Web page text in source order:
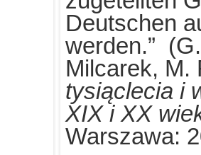
Deutschen
werden.”
Milcarek,
tysiąclecia i
XIX i XX
Warszawa: